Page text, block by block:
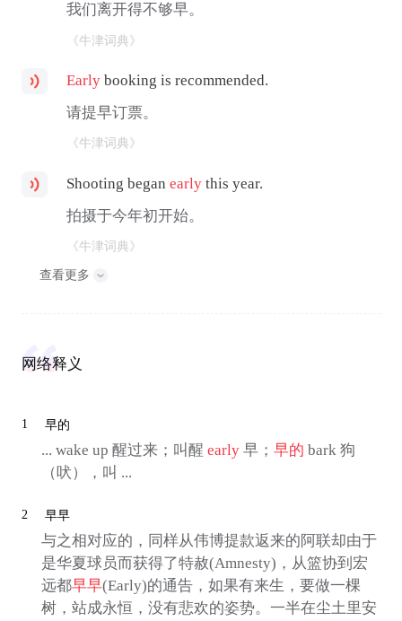
我们离开得不够早。
《牛津词典》
Early booking is recommended.
请提早订票。
《牛津词典》
Shooting beganearly this year.
拍摄于今年初开始。
《牛津词典》
查看更多
网络释义
1 早的
... wake up 醒过来；叫醒 early早； 早的 bark 狗
（吠），叫 ...
2 早早
与之相对应的，同样从伟博提款返来的阿联却由于
是华夏球员而获得了特赦(Amnesty)，从篮协到宏
远都早早(Early)的通告，如果有来生，要做一棵
树，站成永恒，没有悲欢的姿势。一半在尘土里安